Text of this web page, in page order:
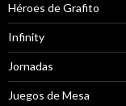
Héroes de Grafito
Infinity
Jornadas
Juegos de Mesa